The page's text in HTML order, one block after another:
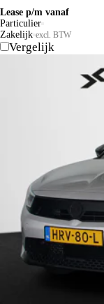
Lease p/m vanaf
Particulier
Zakelijk excl. BTW
Vergelijk